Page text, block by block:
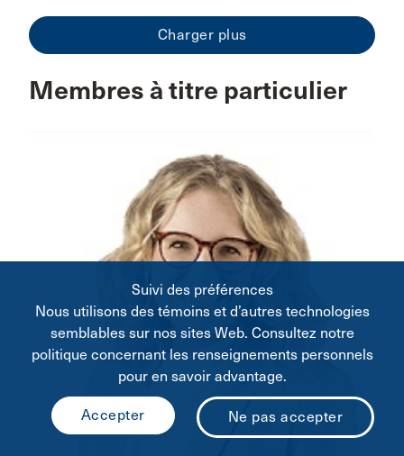
Membres à titre particulier
Suivi des préférences
Nous utilisons des témoins et d’autres technologies
semblables sur nos sites Web. Consultez notre
politique concernant les renseignements personnels
pour en savoir advantage.